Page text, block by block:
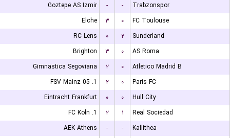
Goztepe AS Izmir
- -
Trabzonspor
Elche
۳ ۰
FC Toulouse
RC Lens
۰ ۲
Sunderland
Brighton
۳ ۰
AS Roma
Gimnastica Segoviana
۲ ۰
Atletico Madrid B
1. FSV Mainz 05
۲ ۰
Paris FC
Eintracht Frankfurt
۰ ۰
Hull City
1. FC Koln
۲ ۱
Real Sociedad
AEK Athens
- -
Kallithea